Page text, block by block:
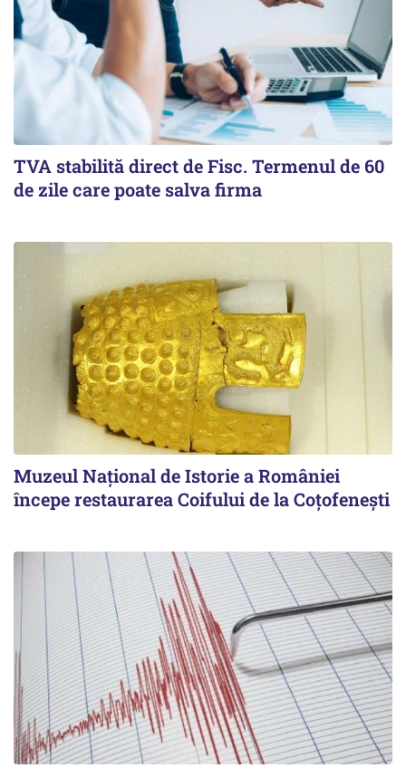
TVA stabilită direct de Fisc. Termenul de 60
de zile care poate salva firma
Muzeul Național de Istorie a României
începe restaurarea Coifului de la Coțofenești